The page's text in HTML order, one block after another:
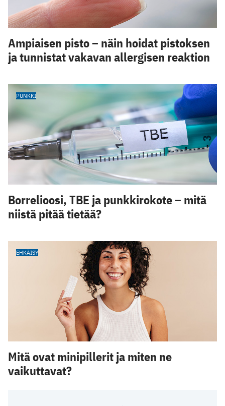
Ampiaisen pisto – näin hoidat pistoksen
ja tunnistat vakavan allergisen reaktion
PUNKKI
Borrelioosi, TBE ja punkkirokote – mitä
niistä pitää tietää?
EHKÄISY
Mitä ovat minipillerit ja miten ne
vaikuttavat?